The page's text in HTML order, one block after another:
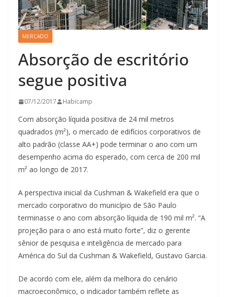
MERCADO
Absorção de escritório
segue positiva
07/12/2017 Habicamp
Com absorção líquida positiva de 24 mil metros
quadrados (m²), o mercado de edifícios corporativos de
alto padrão (classe AA+) pode terminar o ano com um
desempenho acima do esperado, com cerca de 200 mil
m² ao longo de 2017.
A perspectiva inicial da Cushman & Wakefield era que o
mercado corporativo do município de São Paulo
terminasse o ano com absorção líquida de 190 mil m². “A
projeção para o ano está muito forte”, diz o gerente
sênior de pesquisa e inteligência de mercado para
América do Sul da Cushman & Wakefield, Gustavo Garcia.
De acordo com ele, além da melhora do cenário
macroeconômico, o indicador também reflete as